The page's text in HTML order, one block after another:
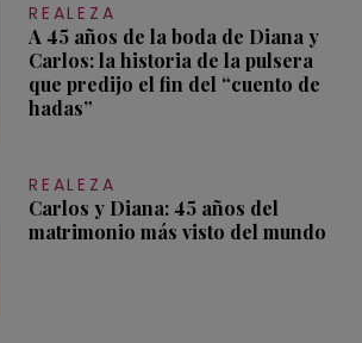
REALEZA
A 45 años de la boda de Diana y
Carlos: la historia de la pulsera
que predijo el fin del “cuento de
hadas”
REALEZA
Carlos y Diana: 45 años del
matrimonio más visto del mundo